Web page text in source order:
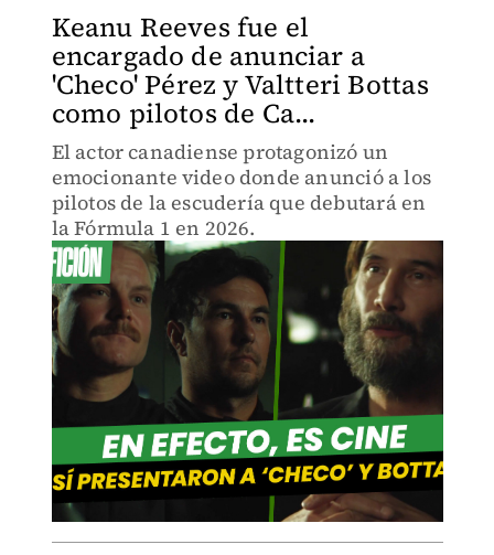
Keanu Reeves fue el
encargado de anunciar a
'Checo' Pérez y Valtteri Bottas
como pilotos de Ca...
El actor canadiense protagonizó un
emocionante video donde anunció a los
pilotos de la escudería que debutará en
la Fórmula 1 en 2026.